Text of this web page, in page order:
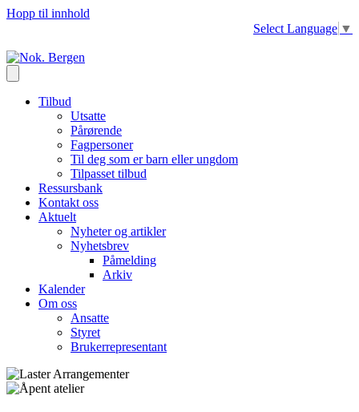
Hopp til innhold
Select Language ▼
Tilbud
Utsatte
Pårørende
Fagpersoner
Til deg som er barn eller ungdom
Tilpasset tilbud
Ressursbank
Kontakt oss
Aktuelt
Nyheter og artikler
Nyhetsbrev
Påmelding
Arkiv
Kalender
Om oss
Ansatte
Styret
Brukerrepresentant